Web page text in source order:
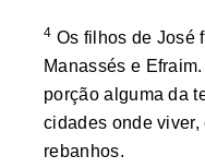
4 Os filhos de José
Manassés e
porção alguma da
cidades onde
rebanhos.